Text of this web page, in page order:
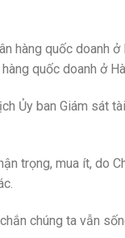
quốc doanh ở
Ủy ban Giám sát
trọng, mua ít, do
chúng ta vẫn